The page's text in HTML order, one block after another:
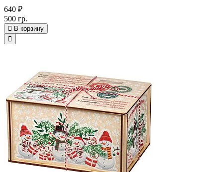
640 ₽
500 гр.
В корзину